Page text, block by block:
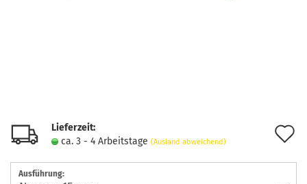
Lieferzeit:
ca. 3 - 4 Arbeitstage (Ausland abweichend)
Ausführung: